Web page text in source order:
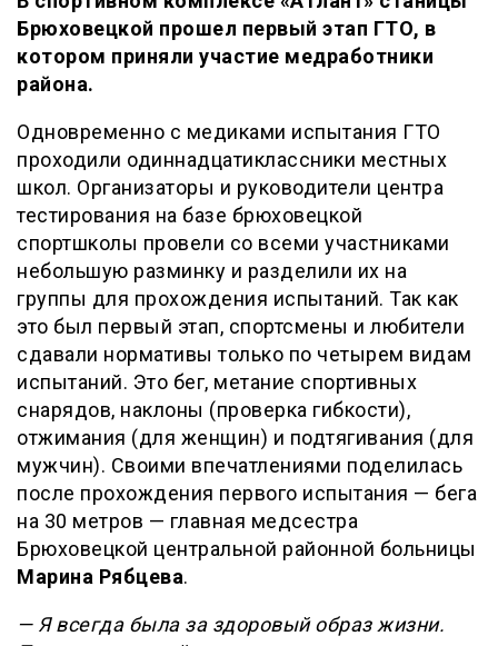
Брюховецкой прошел первый этап ГТО, в
котором приняли участие медработники
района.
Одновременно с медиками испытания ГТО
проходили одиннадцатиклассники местных
школ. Организаторы и руководители центра
тестирования на базе брюховецкой
спортшколы провели со всеми участниками
небольшую разминку и разделили их на
группы для прохождения испытаний. Так как
это был первый этап, спортсмены и любители
сдавали нормативы только по четырем видам
испытаний. Это бег, метание спортивных
снарядов, наклоны (проверка гибкости),
отжимания (для женщин) и подтягивания (для
мужчин). Своими впечатлениями поделилась
после прохождения первого испытания — бега
на 30 метров — главная медсестра
Брюховецкой центральной районной больницы
Марина Рябцева.
— Я всегда была за здоровый образ жизни.